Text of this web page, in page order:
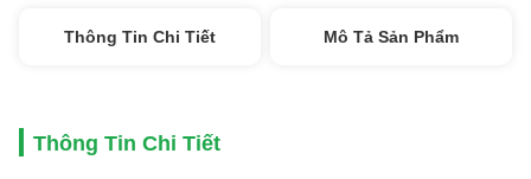
Thông Tin Chi Tiết Mô Tả Sản Phẩm
Thông Tin Chi Tiết